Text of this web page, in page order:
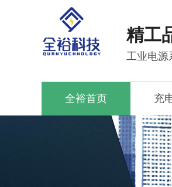
精工
工业电源
全裕首页 充